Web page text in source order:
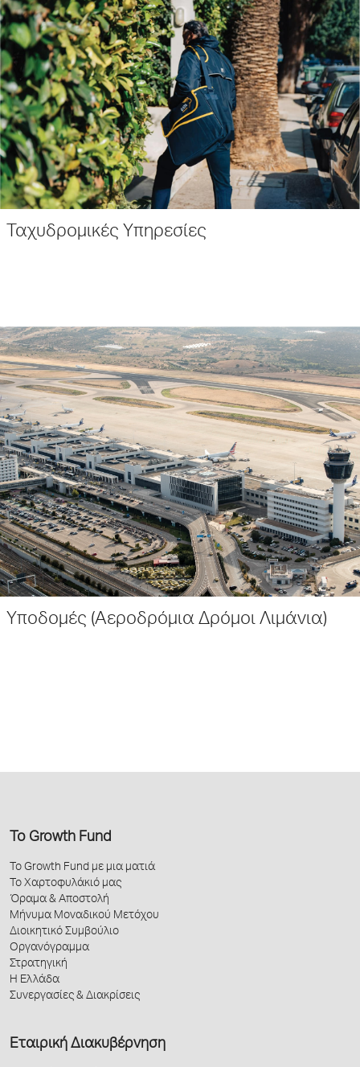
Ταχυδρομικές Υπηρεσίες
Υποδομές (Αεροδρόμια Δρόμοι Λιμάνια)
Το Growth Fund
Το Growth Fund με μια ματιά
Το Χαρτοφυλάκιό μας
Όραμα & Αποστολή
Μήνυμα Μοναδικού Μετόχου
Διοικητικό Συμβούλιο
Οργανόγραμμα
Στρατηγική
Η Ελλάδα
Συνεργασίες & Διακρίσεις
Εταιρική Διακυβέρνηση